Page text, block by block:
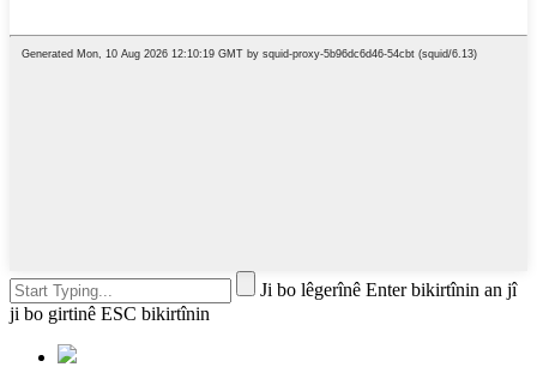
Ji bo lêgerînê Enter bikirtînin an jî
ji bo girtinê ESC bikirtînin